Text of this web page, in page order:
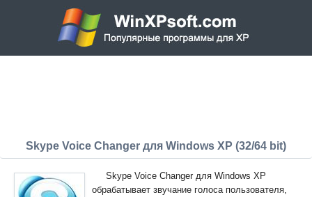
Skype Voice Changer для Windows XP (32/64 bit)
Skype Voice Changer для Windows XP
обрабатывает звучание голоса пользователя,